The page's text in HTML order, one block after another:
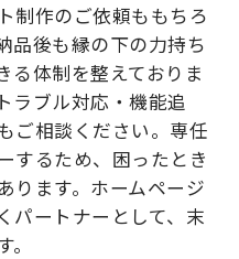
制作のご依頼ももちろ
品後も縁の下の力持ち
る体制を整えておりま
ラブル対応・機能追
ご相談ください。専任
するため、困ったとき
ります。ホームページ
パートナーとして、末